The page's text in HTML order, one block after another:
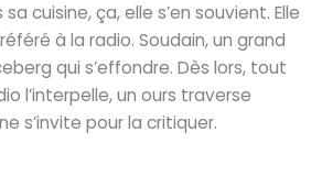
cuisine, ça, elle s’en souvient. Elle
à la radio. Soudain, un grand
qui s’effondre. Dès lors, tout
l’interpelle, un ours traverse
s’invite pour la critiquer.